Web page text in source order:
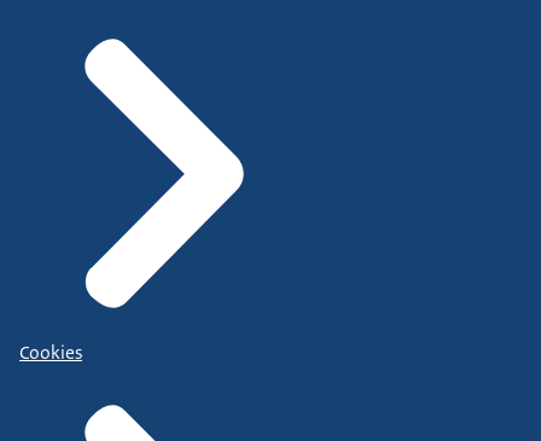
Cookies